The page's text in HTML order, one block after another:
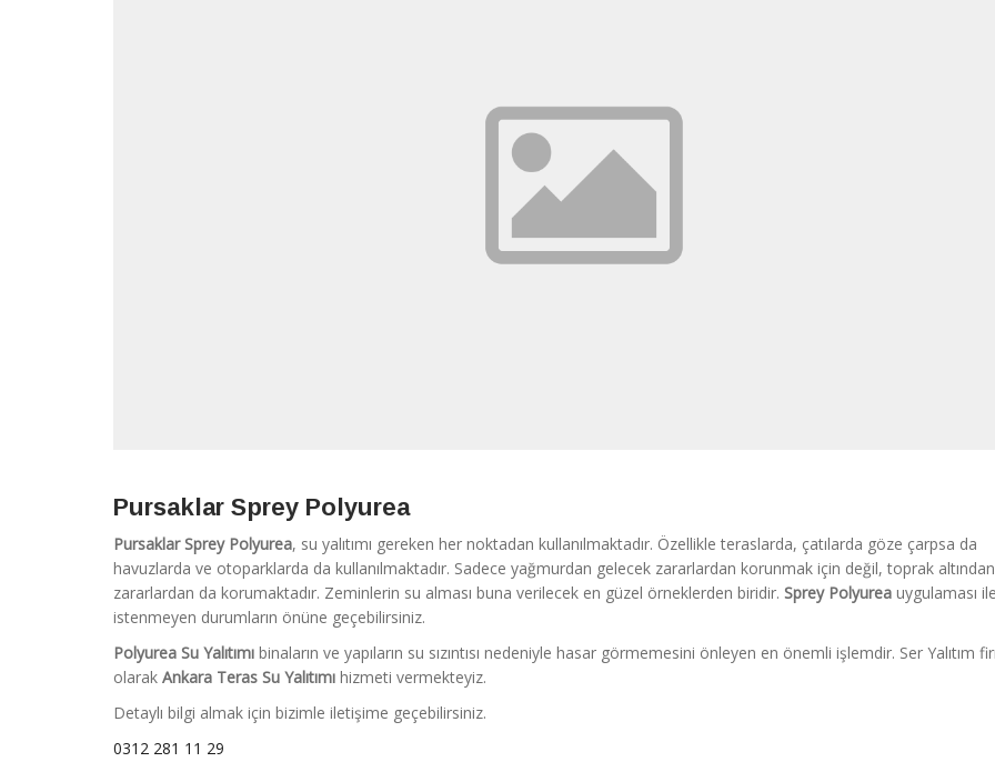
Pursaklar Sprey Polyurea
Pursaklar Sprey Polyurea, su yalıtımı gereken her noktadan kullanılmaktadır. Özellikle teraslarda, çatılarda göze çarpsa da
havuzlarda ve otoparklarda da kullanılmaktadır. Sadece yağmurdan gelecek zararlardan korunmak için değil, toprak
zararlardan da korumaktadır. Zeminlerin su alması buna verilecek en güzel örneklerden biridir. Sprey Polyurea uygulaması ile
istenmeyen durumların önüne geçebilirsiniz.
Polyurea Su Yalıtımı binaların ve yapıların su sızıntısı nedeniyle hasar görmemesini önleyen en önemli işlemdir. Ser Yalıtım
olarak Ankara Teras Su Yalıtımı hizmeti vermekteyiz.
Detaylı bilgi almak için bizimle iletişime geçebilirsiniz.
0312 281 11 29